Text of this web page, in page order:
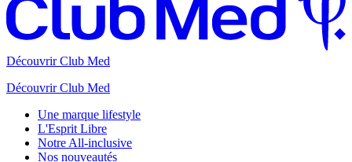
Découvrir Club Med
Découvrir Club Med
Une marque lifestyle
L'Esprit Libre
Notre All-inclusive
Nos nouveautés